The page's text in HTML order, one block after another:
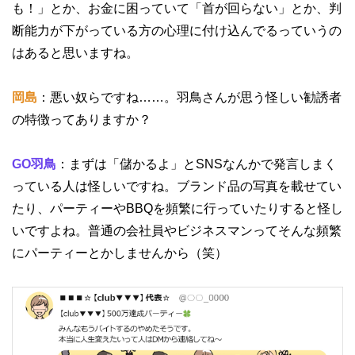
も！」とか、お金に困っていて「首が回らない」とか、判
断能力が下がっている方の心理に付け込んでるっていうの
はあると思いますね。
岡島 ：悪い奴らですね……。羽鳥さんが思う怪しい勧誘者
の特徴ってありますか？
GO羽鳥 ：まずは「儲かるよ」とSNSなんかで発言しまく
っている人は怪しいですね。ブランド品の写真を載せてい
たり、パーティーやBBQを頻繁に行っていたりすると怪し
いですよね。普通の会社員やビジネスマンってそんな頻繁
にパーティーとかしませんから（笑）